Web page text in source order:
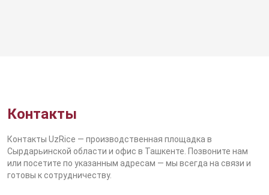
Контакты
Контакты UzRice — производственная площадка в
Сырдарьинской области и офис в Ташкенте. Позвоните нам
или посетите по указанным адресам — мы всегда на связи и
готовы к сотрудничеству.